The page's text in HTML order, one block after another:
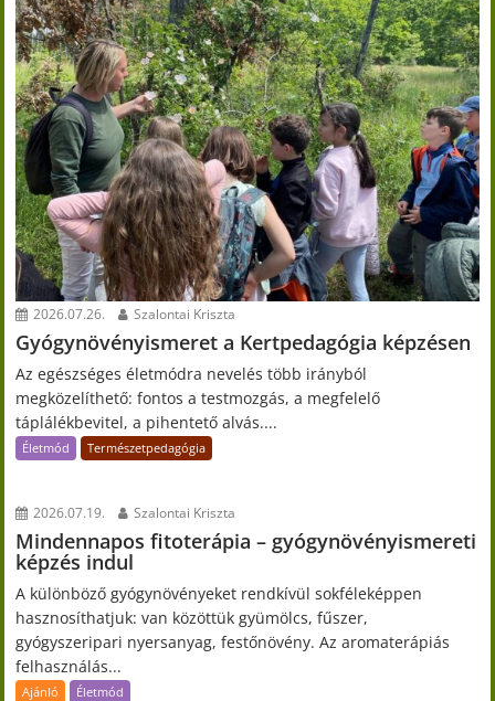
2026.07.26. Szalontai Kriszta
Gyógynövényismeret a Kertpedagógia képzésen
Az egészséges életmódra nevelés több irányból
megközelíthető: fontos a testmozgás, a megfelelő
táplálékbevitel, a pihentető alvás....
Életmód Természetpedagógia
2026.07.19. Szalontai Kriszta
Mindennapos fitoterápia – gyógynövényismereti
képzés indul
A különböző gyógynövényeket rendkívül sokféleképpen
hasznosíthatjuk: van közöttük gyümölcs, fűszer,
gyógyszeripari nyersanyag, festőnövény. Az aromaterápiás
felhasználás...
Ajánló Életmód